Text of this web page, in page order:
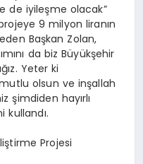
de iyileşme olacak”
9 milyon liranın
Başkan Zolan,
da biz Büyükşehir
Yeter ki
olsun ve inşallah
şimdiden hayırlı
kullandı.
Projesi